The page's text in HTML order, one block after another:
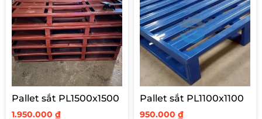
Pallet sắt PL1500x1500
1.950.000 ₫
Pallet sắt PL1100x1100
950.000 ₫